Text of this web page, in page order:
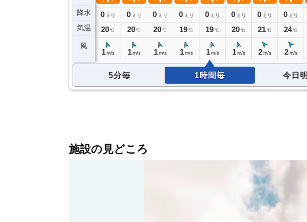
降水
気温
風
0ミリ
20℃
0 ミリ
20℃
1 m/s
0 ミリ
20℃
1 m/s
0 ミリ
20℃
1 m/s
0 ミリ
19℃
1 m/s
0 ミリ
19℃
1 m/s
0 ミリ
20℃
1 m/s
0 ミリ
21℃
2 m/s
0 ミリ
24℃
2 m/s
5分毎 1時間毎 今日
施設の見どころ